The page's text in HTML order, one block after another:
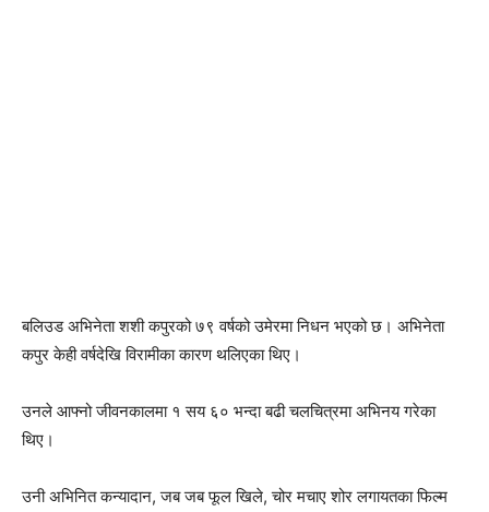
बलिउड अभिनेता शशी कपुरको ७९ वर्षको उमेरमा निधन भएको छ। अभिनेता
कपुर केही वर्षदेखि विरामीका कारण थलिएका थिए।
उनले आफ्नो जीवनकालमा १ सय ६० भन्दा बढी चलचित्रमा अभिनय गरेका
थिए।
उनी अभिनित कन्यादान, जब जब फूल खिले, चोर मचाए शोर लगायतका फिल्म